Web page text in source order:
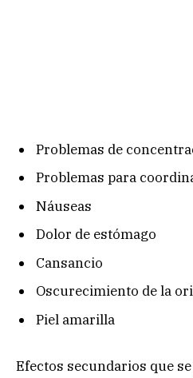
Problemas de
Problemas para
Náuseas
Dolor de estómago
Cansancio
Oscurecimiento de la
Piel amarilla
Efectos secundarios que